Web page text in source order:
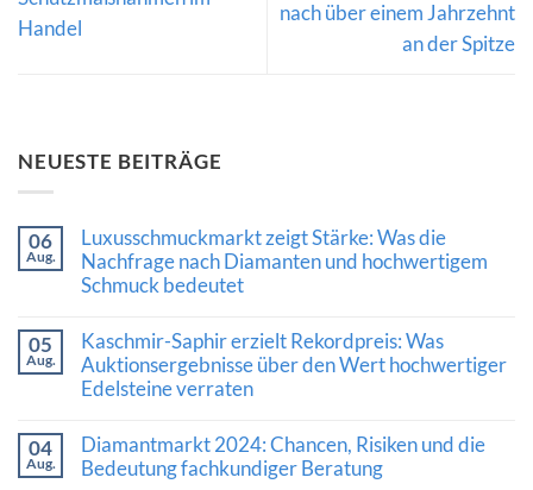
Handel
nach über einem Jahrzehnt
an der Spitze
NEUESTE BEITRÄGE
06
Aug.
Luxusschmuckmarkt zeigt Stärke: Was die
Nachfrage nach Diamanten und hochwertigem
Schmuck bedeutet
zu
Luxusschmuckmarkt
zeigt
Stärke:
Nachfrage
nach
Diamanten
05
Aug.
Kaschmir-Saphir erzielt Rekordpreis: Was
Auktionsergebnisse über den Wert hochwertiger
Edelsteine verraten
zu
Kaschmir-
Saphir
04
Aug.
Diamantmarkt 2024: Chancen, Risiken und die
Bedeutung fachkundiger Beratung